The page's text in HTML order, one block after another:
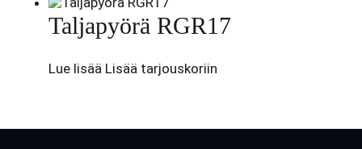
Taljapyörä RGR17
Lue lisää Lisää tarjouskoriin